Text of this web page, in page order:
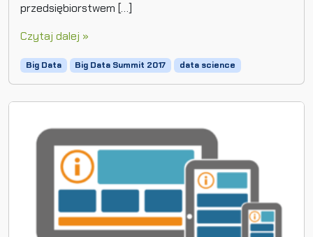
przedsiębiorstwem […]
Czytaj dalej »
Big Data Big Data Summit 2017 data science